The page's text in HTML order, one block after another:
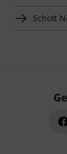
Schott